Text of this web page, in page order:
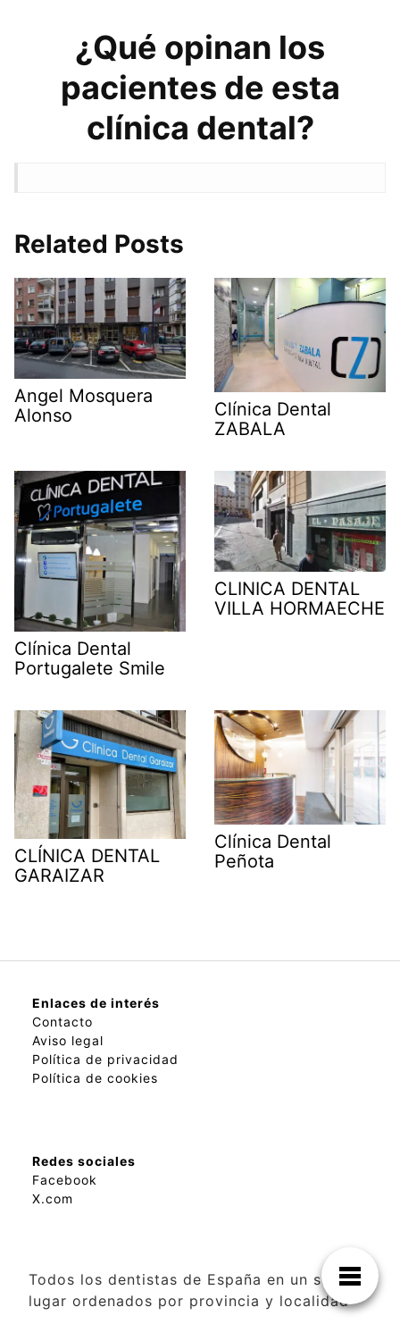
¿Qué opinan los
pacientes de esta
clínica dental?
Related Posts
Angel Mosquera
Alonso
Clínica Dental
ZABALA
Clínica Dental
Portugalete Smile
CLINICA DENTAL
VILLA HORMAECHE
CLÍNICA DENTAL
GARAIZAR
Clínica Dental
Peñota
Enlaces de interés
Contacto
Aviso legal
Política de privacidad
Política de cookies
Redes sociales
Facebook
X.com
Todos los dentistas de España en un solo
lugar ordenados por provincia y localidad